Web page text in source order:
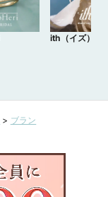
ith（イズ）
> ブラン